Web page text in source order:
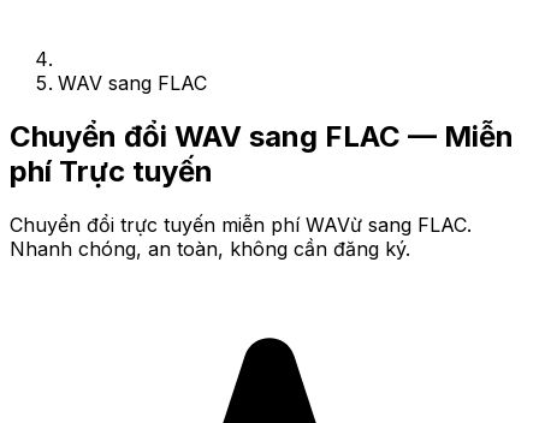
WAV sang FLAC
Chuyển đổi WAV sang FLAC — Miễn
phí Trực tuyến
Chuyển đổi trực tuyến miễn phí WAVừ sang FLAC.
Nhanh chóng, an toàn, không cần đăng ký.